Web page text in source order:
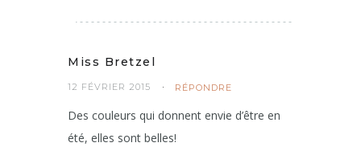
Miss Bretzel
12 FÉVRIER 2015 RÉPONDRE
Des couleurs qui donnent envie d’être en
été, elles sont belles!